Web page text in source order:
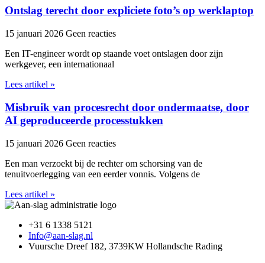
Ontslag terecht door expliciete foto’s op werklaptop
15 januari 2026 Geen reacties
Een IT-engineer wordt op staande voet ontslagen door zijn
werkgever, een internationaal
Lees artikel »
Misbruik van procesrecht door ondermaatse, door
AI geproduceerde processtukken
15 januari 2026 Geen reacties
Een man verzoekt bij de rechter om schorsing van de
tenuitvoerlegging van een eerder vonnis. Volgens de
Lees artikel »
+31 6 1338 5121
Info@aan-slag.nl
Vuursche Dreef 182, 3739KW Hollandsche Rading